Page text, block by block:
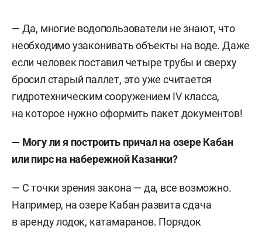
— Да, многие водопользователи не знают, что
необходимо узаконивать объекты на воде. Даже
если человек поставил четыре трубы и сверху
бросил старый паллет, это уже считается
гидротехническим сооружением IV класса,
на которое нужно оформить пакет документов!
— Могу ли я построить причал на озере Кабан
или пирс на набережной Казанки?
— С точки зрения закона — да, все возможно.
Например, на озере Кабан развита сдача
в аренду лодок, катамаранов. Порядок